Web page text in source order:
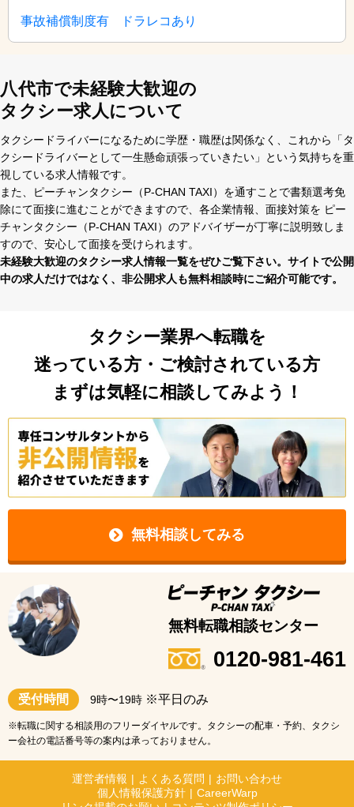
事故補償制度有 ドラレコあり
八代市で未経験大歓迎の
タクシー求人について
タクシードライバーになるために学歴・職歴は関係なく、これから「タ
クシードライバーとして⼀⽣懸命頑張っていきたい」という気持ちを重
視している求⼈情報です。
また、ピーチャンタクシー（P-CHAN TAXI）を通すことで書類選考免
除にて⾯接に進むことができますので、各企業情報、⾯接対策を ピー
チャンタクシー（P-CHAN TAXI）のアドバイザーが丁寧に説明致しま
すので、安⼼して⾯接を受けられます。
未経験⼤歓迎のタクシー求⼈情報⼀覧をぜひご覧下さい。サイトで公開
中の求⼈だけではなく、⾮公開求⼈も無料相談時にご紹介可能です。
タクシー業界へ転職を
迷っている方・ご検討されている方
まずは気軽に相談してみよう！
無料相談してみる
無料転職相談センター
0120-981-461
受付時間 9時〜19時 ※平日のみ
※転職に関する相談用のフリーダイヤルです。タクシーの配車・予約、タクシ
ー会社の電話番号等の案内は承っておりません。
運営者情報 | よくある質問 | お問い合わせ
個人情報保護方針 | CareerWarp